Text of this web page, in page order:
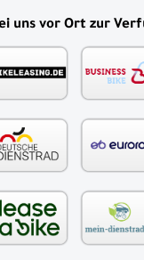
uns vor Ort zur